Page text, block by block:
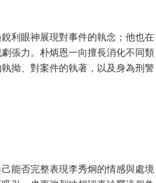
利眼神展現對事件的執念；他也在
張力。朴炳恩一向擅長消化不同類
拗、對案件的執著，以及身為刑警
能否完整表現李秀炯的情感與處境